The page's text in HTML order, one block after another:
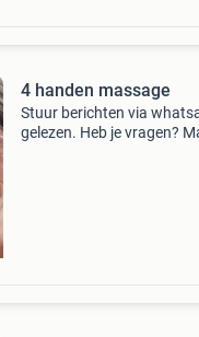
4 handen massage
Stuur berichten via
gelezen. Heb je vragen?